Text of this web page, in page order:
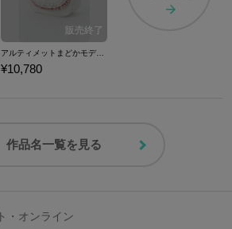
アルティメットまどかモデルバッグ カバン 魔法少女まどか☆マギカ
¥10,780
作品名一覧を見る
・オンライン